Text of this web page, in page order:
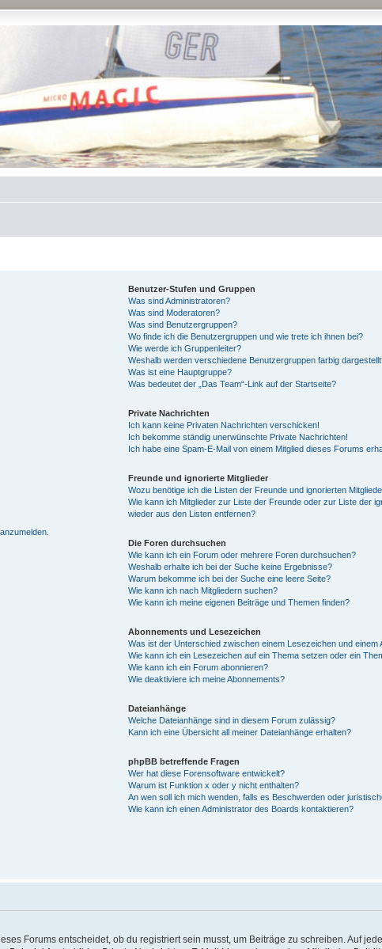
Benutzer-Stufen und Gruppen
Was sind Administratoren?
Was sind Moderatoren?
Was sind Benutzergruppen?
Wo finde ich die Benutzergruppen und wie trete ich ihnen bei?
Wie werde ich Gruppenleiter?
Weshalb werden verschiedene Benutzergruppen farbig
Was ist eine Hauptgruppe?
Was bedeutet der „Das Team“-Link auf der Startseite?
Private Nachrichten
Ich kann keine Privaten Nachrichten verschicken!
Ich bekomme ständig unerwünschte Private Nachrichten!
Ich habe eine Spam-E-Mail von einem Mitglied dieses Forums
Freunde und ignorierte Mitglieder
Wozu benötige ich die Listen der Freunde und ignorierten
Wie kann ich Mitglieder zur Liste der Freunde oder zur Liste der
wieder aus den Listen entfernen?
Die Foren durchsuchen
Wie kann ich ein Forum oder mehrere Foren durchsuchen?
Weshalb erhalte ich bei der Suche keine Ergebnisse?
Warum bekomme ich bei der Suche eine leere Seite?
Wie kann ich nach Mitgliedern suchen?
Wie kann ich meine eigenen Beiträge und Themen finden?
Abonnements und Lesezeichen
Was ist der Unterschied zwischen einem Lesezeichen und
Wie kann ich ein Lesezeichen auf ein Thema setzen oder ein
Wie kann ich ein Forum abonnieren?
Wie deaktiviere ich meine Abonnements?
Dateianhänge
Welche Dateianhänge sind in diesem Forum zulässig?
Kann ich eine Übersicht all meiner Dateianhänge erhalten?
phpBB betreffende Fragen
Wer hat diese Forensoftware entwickelt?
Warum ist Funktion x oder y nicht enthalten?
An wen soll ich mich wenden, falls es Beschwerden oder
Wie kann ich einen Administrator des Boards kontaktieren?
Forums entscheidet, ob du registriert sein musst, um Beiträge zu schreiben. Auf